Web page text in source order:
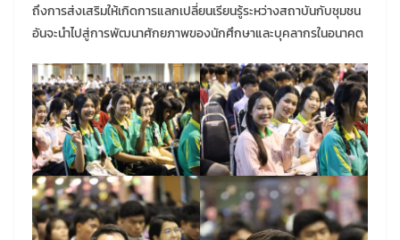
ถึงการส่งเสริมให้เกิดการแลกเปลี่ยนเรียนรู้ระหว่างสถาบันกับชุมชน
อันจะนำไปสู่การพัฒนาศักยภาพของนักศึกษาและบุคลากรในอนาคต